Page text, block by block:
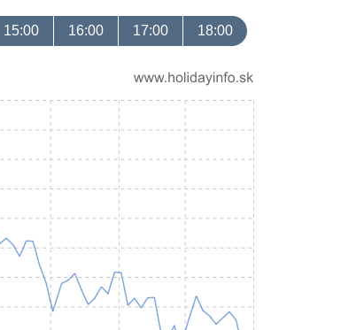
15:00 16:00 17:00 18:00